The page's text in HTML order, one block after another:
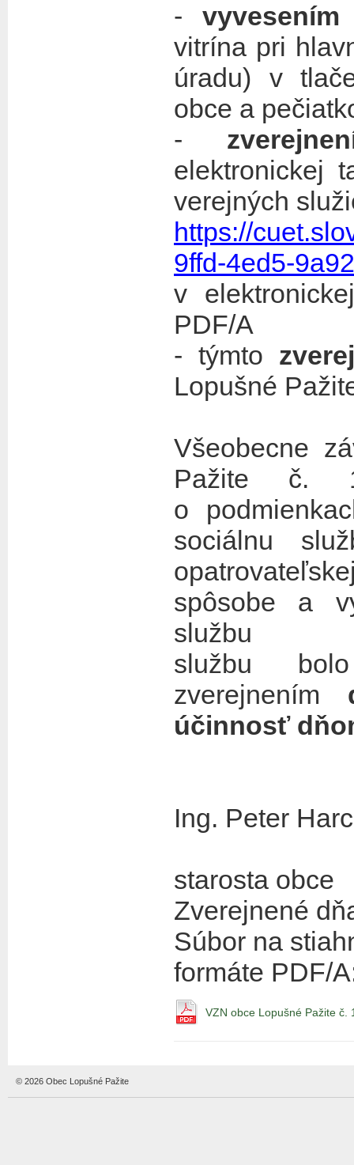
- vyvesením
vitrína pri
úradu) v
obce a
-
elektronickej
verejných
https://
9ffd-4ed5-
v
PDF/A
- týmto
Lopušné
Všeobecne
Pažite č.
o
sociálnu
spôsobe a
službu
zverejnením
účinnosť
Ing. Peter
starosta obce
Zverejnené
Súbor na
formáte PDF/
VZN obce Lopušné Pažite č.
© 2026 Obec Lopušné Pažite